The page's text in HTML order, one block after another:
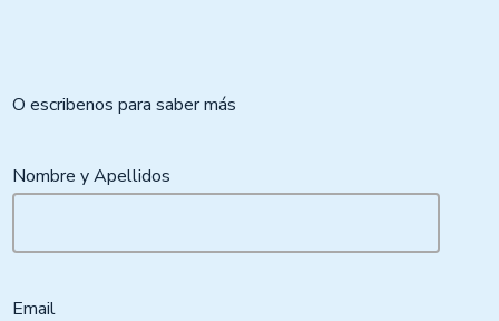
O escribenos para saber más
Nombre y Apellidos
Email